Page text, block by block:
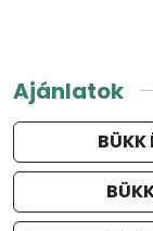
Ajánlatok
BÜKK